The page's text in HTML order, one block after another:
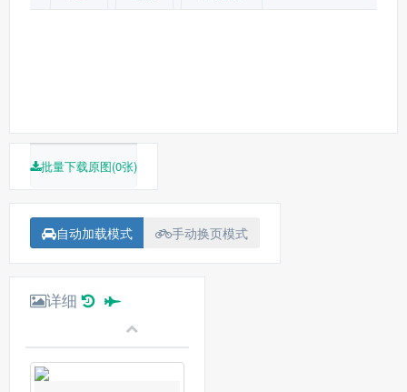
批量下载原图(0张)
自动加载模式 手动换页模式
详细